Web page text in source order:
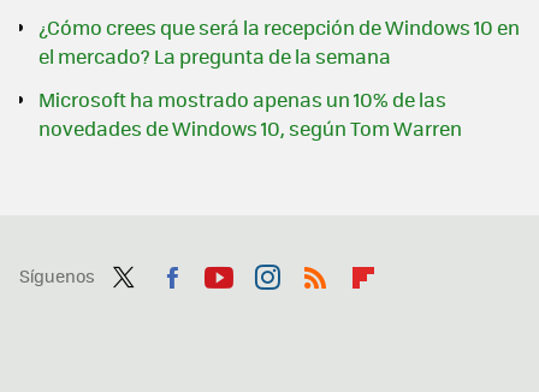
¿Cómo crees que será la recepción de Windows 10 en
el mercado? La pregunta de la semana
Microsoft ha mostrado apenas un 10% de las
novedades de Windows 10, según Tom Warren
Síguenos